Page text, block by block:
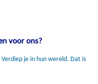
voor ons?
je in hun wereld. Dat is